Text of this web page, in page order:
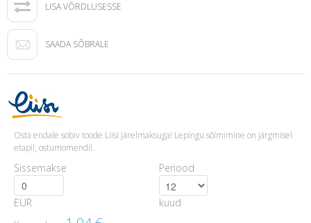
LISA VÕRDLUSESSE
SAADA SÕBRALE
Osta endale sobiv toode Liisi järelmaksuga! Lepingu sõlmimine on järgmisel
etapil, ostumomendil.
Sissemakse
EUR
Periood
kuud